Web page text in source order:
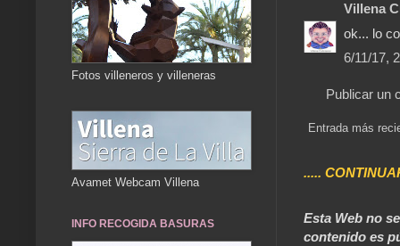
Villena
ok... lo
6/11/17,
Publicar un
Entrada más
.....
Esta Web no
contenido es
Fotos villeneros y villeneras
Avamet Webcam Villena
INFO RECOGIDA BASURAS